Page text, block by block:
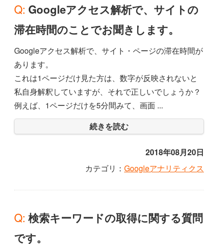
Q: Googleアクセス解析で、サイトの
滞在時間のことでお聞きします。
Googleアクセス解析で、サイト・ページの滞在時間が
あります。
これは1ページだけ見た方は、数字が反映されないと
私自身解釈していますが、それで正しいでしょうか？
例えば、1ページだけを5分間みて、画面 ...
続きを読む
2018年08月20日
カテゴリ： Googleアナリティクス
Q: 検索キーワードの取得に関する質問
です。